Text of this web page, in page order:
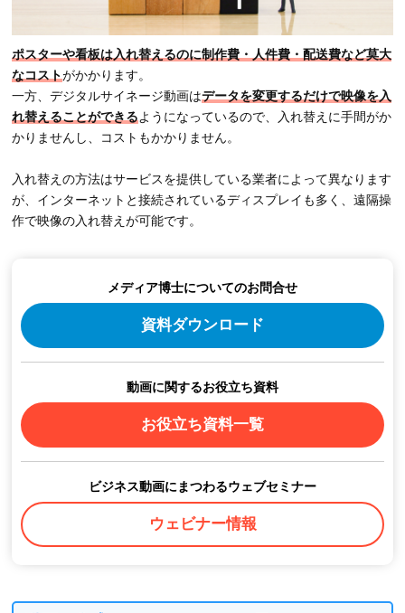
ポスターや看板は入れ替えるのに制作費・人件費・配送費など莫大
なコストがかかります。
一方、デジタルサイネージ動画はデータを変更するだけで映像を入
れ替えることができるようになっているので、入れ替えに手間がか
かりませんし、コストもかかりません。
入れ替えの方法はサービスを提供している業者によって異なります
が、インターネットと接続されているディスプレイも多く、遠隔操
作で映像の入れ替えが可能です。
メディア博士についてのお問合せ
資料ダウンロード
動画に関するお役立ち資料
お役立ち資料一覧
ビジネス動画にまつわるウェブセミナー
ウェビナー情報